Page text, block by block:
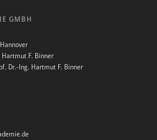
GMBH
F. Binner
Dr.-Ing. Hartmut F. Binner